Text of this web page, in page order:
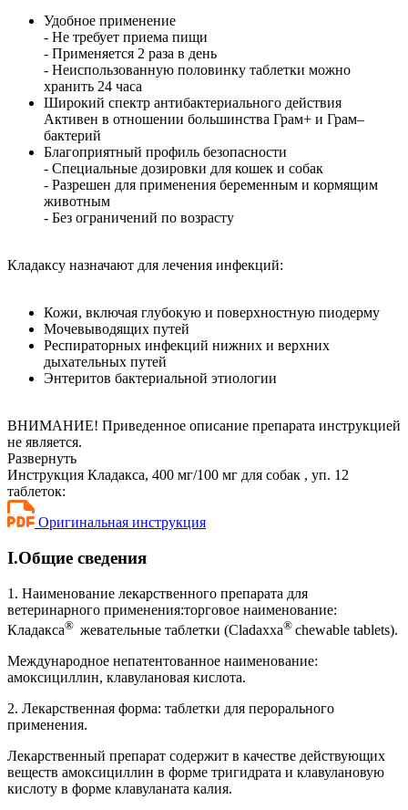
Удобное применение
- Не требует приема пищи
- Применяется 2 раза в день
- Неиспользованную половинку таблетки можно
хранить 24 часа
Широкий спектр антибактериального действия
Активен в отношении большинства Грам+ и Грам–
бактерий
Благоприятный профиль безопасности
- Специальные дозировки для кошек и собак
- Разрешен для применения беременным и кормящим
животным
- Без ограничений по возрасту
Кладаксу назначают для лечения инфекций:
Кожи, включая глубокую и поверхностную пиодерму
Мочевыводящих путей
Респираторных инфекций нижних и верхних
дыхательных путей
Энтеритов бактериальной этиологии
ВНИМАНИЕ! Приведенное описание препарата инструкцией
не является.
Развернуть
Инструкция Кладакса, 400 мг/100 мг для собак , уп. 12
таблеток:
Оригинальная инструкция
I.Общие сведения
1. Наименование лекарственного препарата для
ветеринарного применения:торговое наименование:
Кладакса® жевательные таблетки (Cladaxxa® chewable tablets).
Mеждународное непатентованное наименование:
амоксициллин, клавулановая кислота.
2. Лекарственная форма: таблетки для перорального
применения.
Лекарственный препарат содержит в качестве действующих
веществ амоксициллин в форме тригидрата и клавулановую
кислоту в форме клавуланата калия.